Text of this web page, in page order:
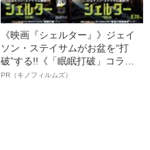
《映画『シェルター』》ジェイ
ソン・ステイサムがお盆を“打
破”する!!《「眠眠打破」コラ
ボ》
PR（キノフィルムズ）